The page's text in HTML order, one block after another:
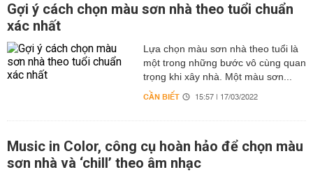
Gợi ý cách chọn màu sơn nhà theo tuổi chuẩn
xác nhất
Lựa chọn màu sơn nhà theo tuổi là
một trong những bước vô cùng quan
trọng khi xây nhà. Một màu sơn...
CẦN BIẾT 15:57 | 17/03/2022
Music in Color, công cụ hoàn hảo để chọn màu
sơn nhà và ‘chill’ theo âm nhạc